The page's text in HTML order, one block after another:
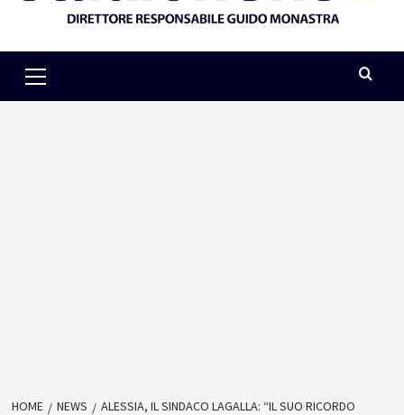
Menu
HOME NEWS
ALESSIA, IL SINDACO LAGALLA: “IL SUO RICORDO